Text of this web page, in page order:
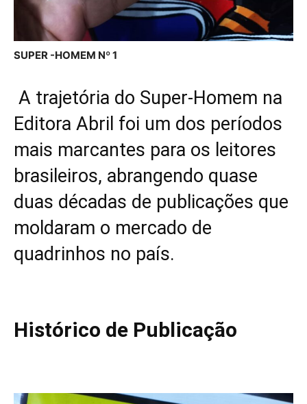
SUPER -HOMEM Nº 1
A trajetória do Super-Homem na
Editora Abril foi um dos períodos
mais marcantes para os leitores
brasileiros, abrangendo quase
duas décadas de publicações que
moldaram o mercado de
quadrinhos no país.
Histórico de Publicação